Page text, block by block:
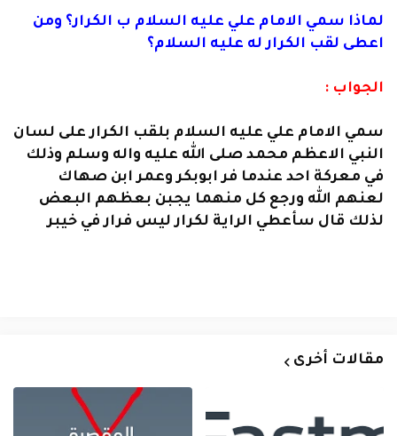
لماذا سمي الامام علي عليه السلام ب الكرار؟ ومن
اعطى لقب الكرار له عليه السلام؟
الجواب :
سمي الامام علي عليه السلام بلقب الكرار على لسان
النبي الاعظم محمد صلى الله عليه واله وسلم وذلك
في معركة احد عندما فر ابوبكر وعمر ابن صهاك
لعنهم الله ورجع كل منهما يجبن بعظهم البعض
لذلك قال سأعطي الراية لكرار ليس فرار في خيبر
مقالات أخرى